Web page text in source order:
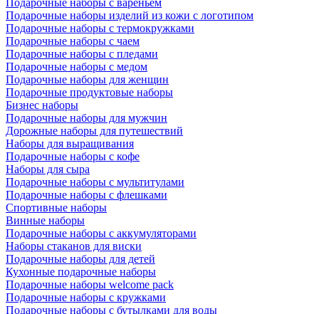
Подарочные наборы с вареньем
Подарочные наборы изделий из кожи с логотипом
Подарочные наборы с термокружками
Подарочные наборы с чаем
Подарочные наборы с пледами
Подарочные наборы с медом
Подарочные наборы для женщин
Подарочные продуктовые наборы
Бизнес наборы
Подарочные наборы для мужчин
Дорожные наборы для путешествий
Наборы для выращивания
Подарочные наборы с кофе
Наборы для сыра
Подарочные наборы с мультитулами
Подарочные наборы с флешками
Спортивные наборы
Винные наборы
Подарочные наборы с аккумуляторами
Наборы стаканов для виски
Подарочные наборы для детей
Кухонные подарочные наборы
Подарочные наборы welcome pack
Подарочные наборы с кружками
Подарочные наборы с бутылками для воды